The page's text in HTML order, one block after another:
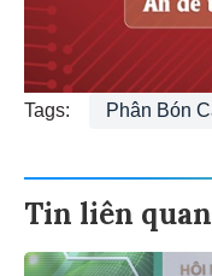
Tags: Phân Bón
Tin liên quan